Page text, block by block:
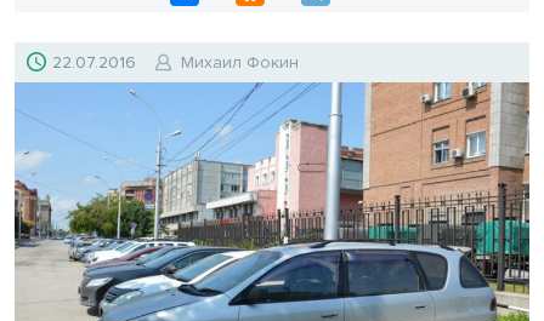
22.07.2016 Михаил Фокин